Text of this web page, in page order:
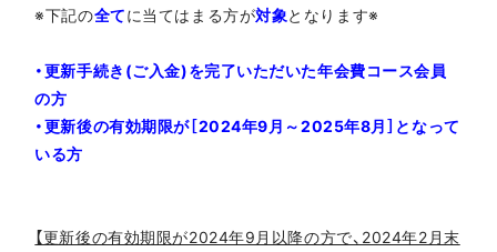
※下記の全てに当てはまる方が対象となります※
・更新手続き(ご入金)を完了いただいた年会費コース会員
の方
・更新後の有効期限が［2024年9月～2025年8月］となって
いる方
【更新後の有効期限が2024年9月以降の方で、2024年2月末